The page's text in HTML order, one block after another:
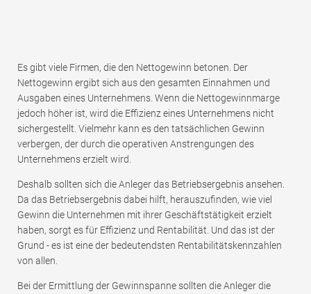
Es gibt viele Firmen, die den Nettogewinn betonen. Der
Nettogewinn ergibt sich aus den gesamten Einnahmen und
Ausgaben eines Unternehmens. Wenn die Nettogewinnmarge
jedoch höher ist, wird die Effizienz eines Unternehmens nicht
sichergestellt. Vielmehr kann es den tatsächlichen Gewinn
verbergen, der durch die operativen Anstrengungen des
Unternehmens erzielt wird.
Deshalb sollten sich die Anleger das Betriebsergebnis ansehen.
Da das Betriebsergebnis dabei hilft, herauszufinden, wie viel
Gewinn die Unternehmen mit ihrer Geschäftstätigkeit erzielt
haben, sorgt es für Effizienz und Rentabilität. Und das ist der
Grund - es ist eine der bedeutendsten Rentabilitätskennzahlen
von allen.
Bei der Ermittlung der Gewinnspanne sollten die Anleger die